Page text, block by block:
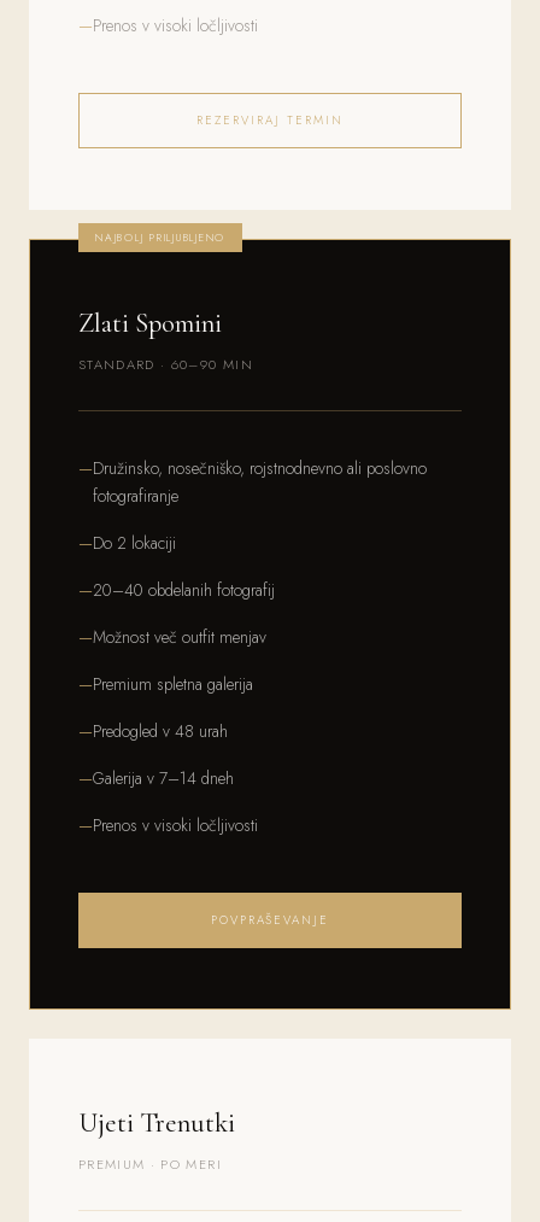
Prenos v visoki ločljivosti
REZERVIRAJ TERMIN
NAJBOLJ PRILJUBLJENO
Zlati Spomini
STANDARD · 60–90 MIN
Družinsko, nosečniško, rojstnodnevno ali poslovno
fotografiranje
Do 2 lokaciji
20–40 obdelanih fotografij
Možnost več outfit menjav
Premium spletna galerija
Predogled v 48 urah
Galerija v 7–14 dneh
Prenos v visoki ločljivosti
POVPRAŠEVANJE
Ujeti Trenutki
PREMIUM · PO MERI